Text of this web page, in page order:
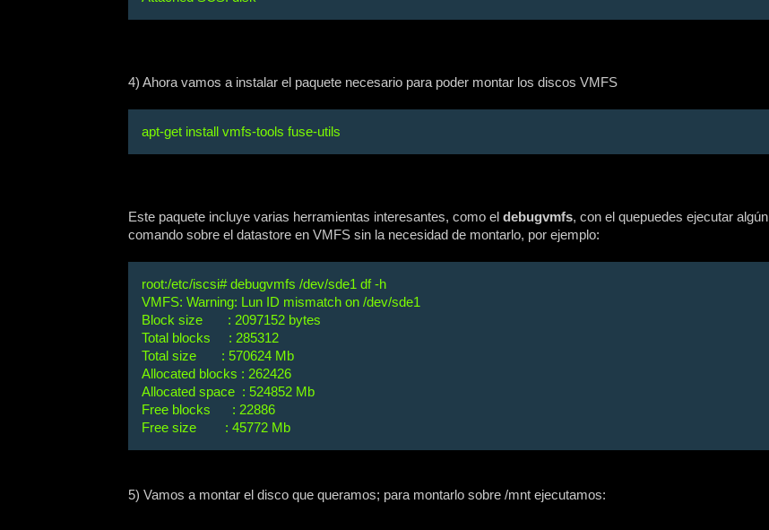
4) Ahora vamos a instalar el paquete necesario para poder montar los discos VMFS
apt-get install vmfs-tools fuse-utils
Este paquete incluye varias herramientas interesantes, como el debugvmfs, con el quepuedes ejecutar algún
comando sobre el datastore en VMFS sin la necesidad de montarlo, por ejemplo:
root:/etc/iscsi# debugvmfs /dev/sde1 df -h
VMFS: Warning: Lun ID mismatch on /dev/sde1
Block size : 2097152 bytes
Total blocks : 285312
Total size : 570624 Mb
Allocated blocks : 262426
Allocated space : 524852 Mb
Free blocks : 22886
Free size : 45772 Mb
5) Vamos a montar el disco que queramos; para montarlo sobre /mnt ejecutamos: